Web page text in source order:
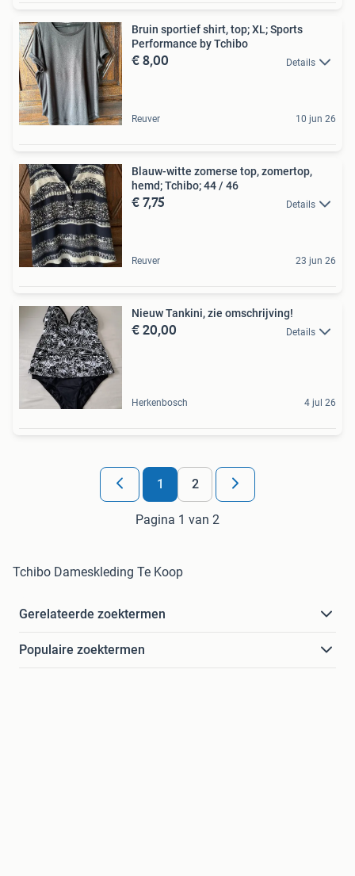
Bruin sportief shirt, top; XL; Sports
Performance by Tchibo
€ 8,00 Details
Reuver 10 jun 26
Blauw-witte zomerse top, zomertop,
hemd; Tchibo; 44 / 46
€ 7,75 Details
Reuver 23 jun 26
Nieuw Tankini, zie omschrijving!
€ 20,00 Details
Herkenbosch 4 jul 26
1 2
Pagina 1 van 2
Tchibo Dameskleding Te Koop
Gerelateerde zoektermen
Populaire zoektermen